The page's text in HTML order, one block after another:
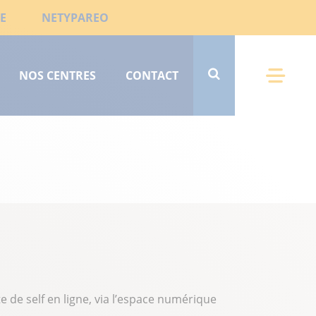
NETYPAREO
NOS CENTRES CONTACT
Menu
self en ligne, via l’espace numérique